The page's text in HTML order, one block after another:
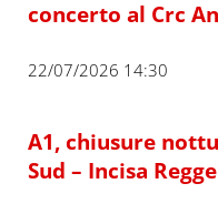
concerto al Crc
22/07/2026 14:30
A1, chiusure
Sud – Incisa